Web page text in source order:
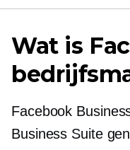
Wat is
Facebook
Business Suite